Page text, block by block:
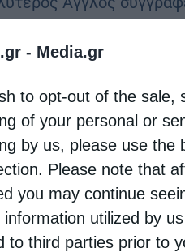
- Media.gr
to opt-out of the sale,
of your personal or
by us, please use the
Please note that
you may continue
information utilized by
to third parties prior to
σπίτι», είπε ο
…